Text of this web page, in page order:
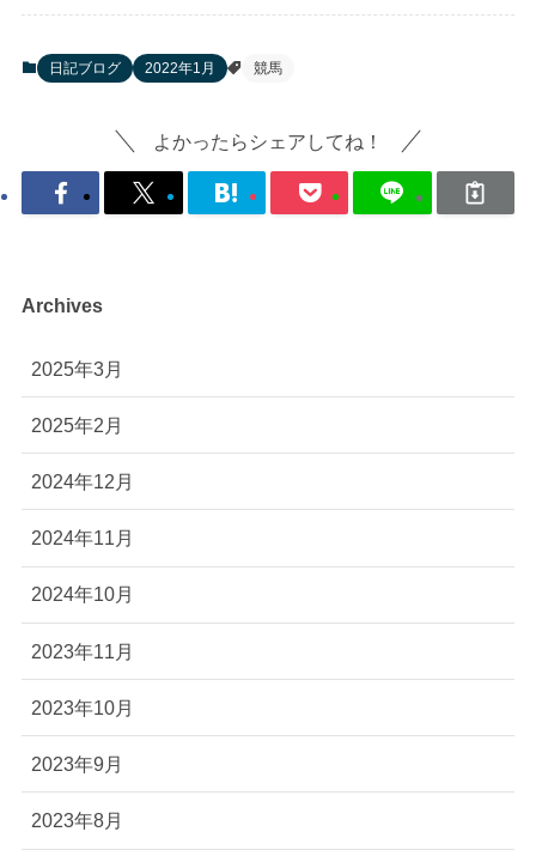
日記ブログ 2022年1月 競馬
よかったらシェアしてね！
Archives
2025年3月
2025年2月
2024年12月
2024年11月
2024年10月
2023年11月
2023年10月
2023年9月
2023年8月